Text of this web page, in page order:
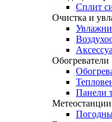
Сплит
Очистка и
Обогреватели
Панели
Метеостанции